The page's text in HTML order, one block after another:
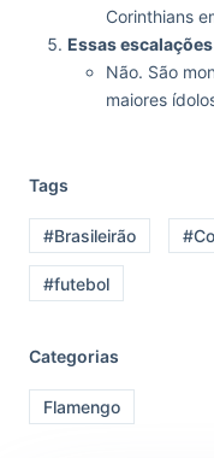
Corinthians
Essas
Não. São
maiores
Tags
#Brasileirão
#futebol
Categorias
Flamengo